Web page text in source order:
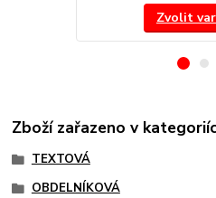
Zvolit
Zboží zařazeno v
TEXTOVÁ
OBDELNÍKOVÁ